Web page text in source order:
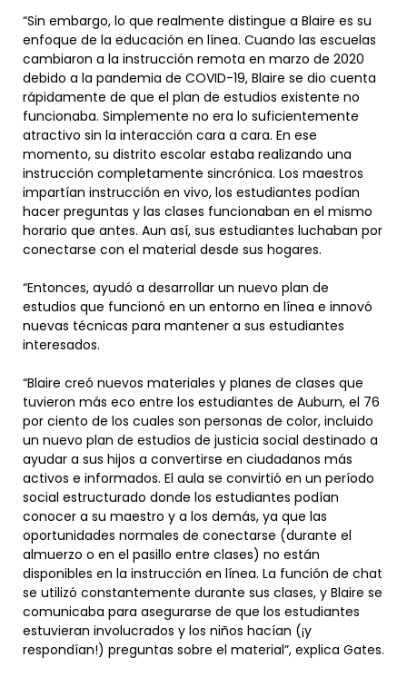
“Sin embargo, lo que realmente distingue a Blaire es su
enfoque de la educación en línea. Cuando las escuelas
cambiaron a la instrucción remota en marzo de 2020
debido a la pandemia de COVID-19, Blaire se dio cuenta
rápidamente de que el plan de estudios existente no
funcionaba. Simplemente no era lo suficientemente
atractivo sin la interacción cara a cara. En ese
momento, su distrito escolar estaba realizando una
instrucción completamente sincrónica. Los maestros
impartían instrucción en vivo, los estudiantes podían
hacer preguntas y las clases funcionaban en el mismo
horario que antes. Aun así, sus estudiantes luchaban por
conectarse con el material desde sus hogares.
“Entonces, ayudó a desarrollar un nuevo plan de
estudios que funcionó en un entorno en línea e innovó
nuevas técnicas para mantener a sus estudiantes
interesados.
“Blaire creó nuevos materiales y planes de clases que
tuvieron más eco entre los estudiantes de Auburn, el 76
por ciento de los cuales son personas de color, incluido
un nuevo plan de estudios de justicia social destinado a
ayudar a sus hijos a convertirse en ciudadanos más
activos e informados. El aula se convirtió en un período
social estructurado donde los estudiantes podían
conocer a su maestro y a los demás, ya que las
oportunidades normales de conectarse (durante el
almuerzo o en el pasillo entre clases) no están
disponibles en la instrucción en línea. La función de chat
se utilizó constantemente durante sus clases, y Blaire se
comunicaba para asegurarse de que los estudiantes
estuvieran involucrados y los niños hacían (¡y
respondían!) preguntas sobre el material”, explica Gates.